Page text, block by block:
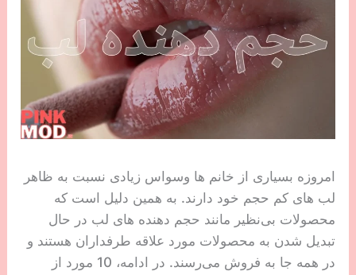
امروزه بسیاری از خانم ها وسواس زیادی نسبت به ظاهر
لب های کم حجم خود دارند. به همین دلیل است که
محصولات بی‌نظیر مانند حجم دهنده های لب در حال
تبدیل شدن به محصولات مورد علاقه طرفداران هستند و
در همه جا به فروش می‌رسند. در ادامه، 10 مورد از